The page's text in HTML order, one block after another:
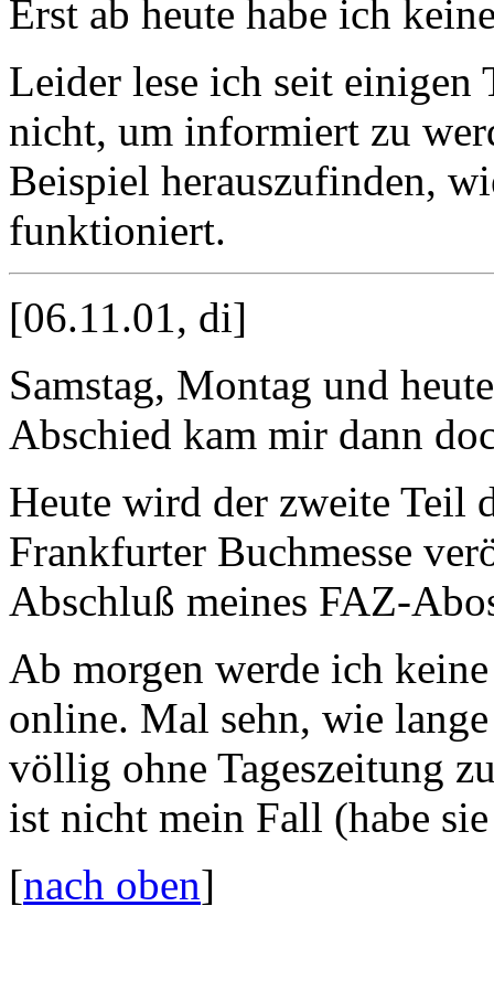
Erst ab heute habe ich
Leider lese ich seit einigen
nicht, um informiert zu
Beispiel herauszufinden,
funktioniert.
[06.11.01, di]
Samstag, Montag und
Abschied kam mir dann
Heute wird der zweite Teil
Frankfurter Buchmesse
Abschluß meines FAZ-
Ab morgen werde ich
online. Mal sehn, wie
völlig ohne Tageszeitung
ist nicht mein Fall (habe
[nach oben]